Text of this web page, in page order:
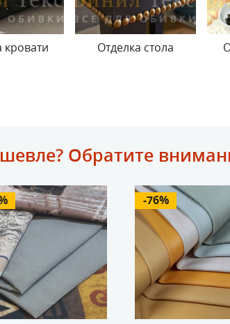
кровати Отделка стола
Обратите
-76%